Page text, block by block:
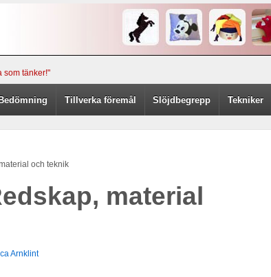
som tänker!"
Tillverka föremål Slöjdbegrepp Tekniker
och teknik
material
Arnklint